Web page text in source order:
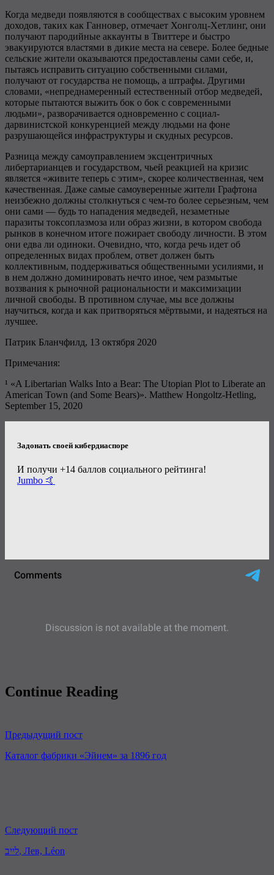
Когда медведи появляются в сообществах с высоким уровнем
доходов, таких как Ганновер, отмечает Хонголц-Хетлинг, они
получают пародийные аккаунты в Твиттере и быстро
эвакуируются властями в дикие места на севере. Более бедные
сельские жители оказываются предоставлены сами себе, и,
пытаясь исправить ситуацию собственными силами,
получают от государства не помощь, а штрафы. Другими
словами, «непреднамеренный естественный отбор медведей,
которые пытаются выжить бок о бок с современными
людьми», разворачивается одновременно с социал-
дарвинистской конкуренцией между людьми на фоне
разрушающейся инфраструктуры и скудных ресурсов.
Разница между самоуправлением эксцентричных
либертарианцев и государством, чьей реакцией на кризис
является «живите теперь с этим», скорее количественная, чем
качественная. Даже самые самоуверенные жители Графтона
неизбежно должны столкнуться с чем-то более серьезным, чем
они сами — будь то нападения медведей, незаметные
паразиты токсоплазмоза или образ жизни, в котором свобода
рынков в конечном итоге пожирает свободу личности. В этом
они едва ли одиноки. Очевидно, что, когда речь идет об
определенных видах проблем, ответ должен быть
коллективным, поддерживаться общественными усилиями, и
в нем должно доминировать нечто иное, чем размытые
воззвания к рыночной рациональности и максимизации
личной свободы. В противном случае, мы все должны
научиться, когда и как притворяться мёртвыми, и надеяться на
лучшее.
Патрик Бланчфилд, 13 октября 2020
Примечания:
¹ «A Libertarian Walks Into a Bear: The Utopian Plot to Liberate an
American Town (and Some Bears)». Matthew Hongoltz-Hetling,
September 15, 2020
Задонать своей кибердиаспоре
И получи +14 баллов социального рейтинга!
Jumbo 🤙
Continue Reading
Предыдущий пост
Каталог фабрики «Эйнем» за 1896 год
Следующий пост
לייב, Лев, Léon